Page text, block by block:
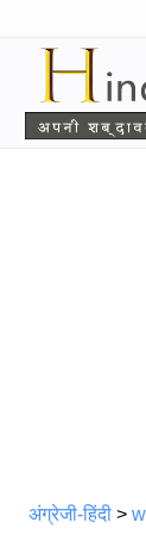
अंग्रेजी-हिंदी >